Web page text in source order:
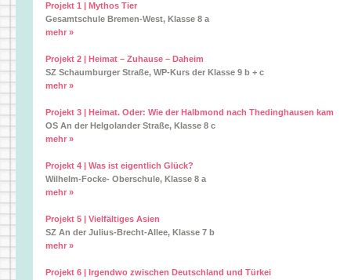
Projekt 1 | Mythos Tier
Gesamtschule Bremen-West, Klasse 8 a
mehr »
Projekt 2 | Heimat – Zuhause – Daheim
SZ Schaumburger Straße, WP-Kurs der Klasse 9 b + c
mehr »
Projekt 3 | Heimat. Oder: Wie der Halbmond nach Thedinghausen kam
OS An der Helgolander Straße, Klasse 8 c
mehr »
Projekt 4 | Was ist eigentlich Glück?
Wilhelm-Focke- Oberschule, Klasse 8 a
mehr »
Projekt 5 | Vielfältiges Asien
SZ An der Julius-Brecht-Allee, Klasse 7 b
mehr »
Projekt 6 | Irgendwo zwischen Deutschland und Türkei